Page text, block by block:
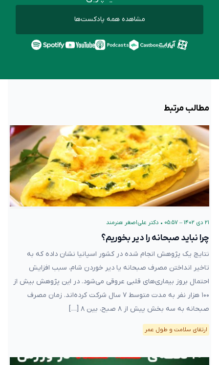
مشاهده همه پادکست‌ها
مطالب مرتبط
۲۱ دی ۱۴۰۲ – ۰۵:۵۷ • دکتر علی‌اصغر هنرمند
چرا نباید صبحانه را دیر بخوریم؟
نتایج یک پژوهش انجام شده در کشور اسپانیا نشان داده که به
تاخیر انداختن مصرف صبحانه یا دیر خوردن شام، سبب افزایش
احتمال بروز بیماری‌های قلبی عروقی می‌شود. در این پژوهش بیش از
۱۰۰ هزار نفر به مدت متوسط ۷ سال شرکت کرده‌اند. زمان مصرف
صبحانه به سه بخش پیش از ۸ صبح، بین ۸ […]
ارتقای سلامت و طول عمر